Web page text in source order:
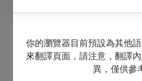
你的瀏覽器目前預設為其他
來翻譯頁面，請注意，翻譯
異，僅供參
選位遇到
選「？」
位。